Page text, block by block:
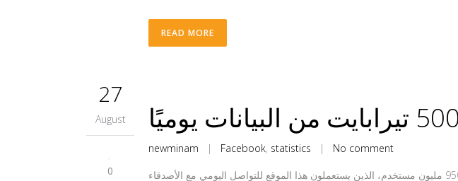
READ MORE
27
August
0
newminam | Facebook, statistics | No comment
تجاوز عدد مستخدمي شبكه التواصل الاجتماعي «فيس بوك» بشبكة الإنترنت الدولية للمعلومات 950 مليون مستخدم، الذين يستعملون هذا الموقع للتواصل اليومي مع الأصدقاء